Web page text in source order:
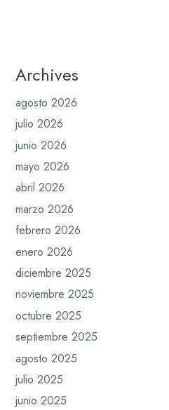
Archives
agosto 2026
julio 2026
junio 2026
mayo 2026
abril 2026
marzo 2026
febrero 2026
enero 2026
diciembre 2025
noviembre 2025
octubre 2025
septiembre 2025
agosto 2025
julio 2025
junio 2025